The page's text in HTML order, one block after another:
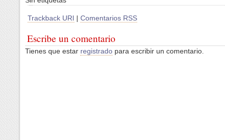
Trackback URI | Comentarios RSS
Escribe un comentario
Tienes que estar registrado para escribir un comentario.